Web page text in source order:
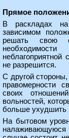
Прямое
В раскладах
зависимом
решать свою
не разрешится.
С другой
правомерности
своих
вольностей,
больше ухудшить
На бытовом